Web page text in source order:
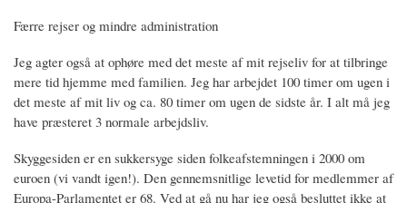
Færre rejser og mindre administration
Jeg agter også at ophøre med det meste af mit rejseliv for at tilbringe
mere tid hjemme med familien. Jeg har arbejdet 100 timer om ugen i
det meste af mit liv og ca. 80 timer om ugen de sidste år. I alt må jeg
have præsteret 3 normale arbejdsliv.
Skyggesiden er en sukkersyge siden folkeafstemningen i 2000 om
euroen (vi vandt igen!). Den gennemsnitlige levetid for medlemmer af
Europa-Parlamentet er 68. Ved at gå nu har jeg også besluttet ikke at